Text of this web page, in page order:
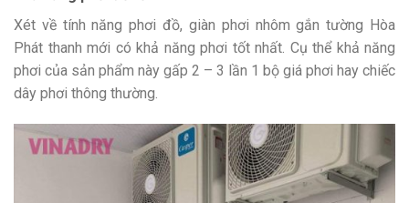
Xét về tính năng phơi đồ, giàn phơi nhôm gắn tường Hòa
Phát thanh mới có khả năng phơi tốt nhất. Cụ thể khả năng
phơi của sản phẩm này gấp 2 – 3 lần 1 bộ giá phơi hay chiếc
dây phơi thông thường.